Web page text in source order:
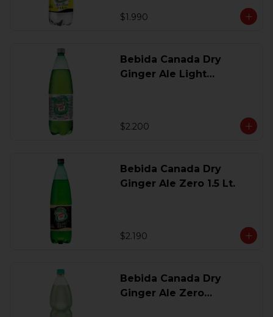
$1.990
Bebida Canada Dry
Ginger Ale Light
$2.200
Bebida Canada Dry
Ginger Ale Zero 1.5 Lt.
$2.190
Bebida Canada Dry
Ginger Ale Zero